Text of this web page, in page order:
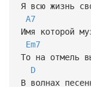
Я всю жизнь
A7
Имя которой
Em7
То на отмель
D
В волнах